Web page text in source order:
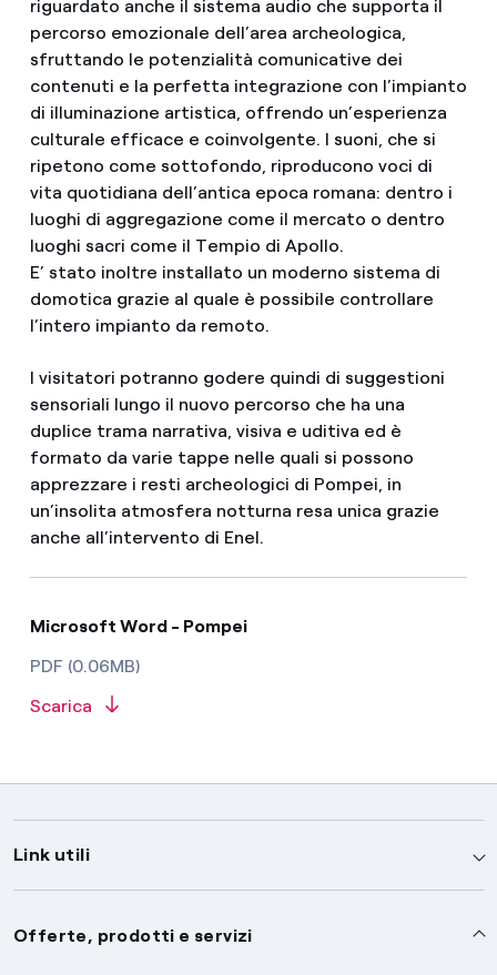
riguardato anche il sistema audio che supporta il
percorso emozionale dell’area archeologica,
sfruttando le potenzialità comunicative dei
contenuti e la perfetta integrazione con l’impianto
di illuminazione artistica, offrendo un’esperienza
culturale efficace e coinvolgente. I suoni, che si
ripetono come sottofondo, riproducono voci di
vita quotidiana dell’antica epoca romana: dentro i
luoghi di aggregazione come il mercato o dentro
luoghi sacri come il Tempio di Apollo.
E’ stato inoltre installato un moderno sistema di
domotica grazie al quale è possibile controllare
l’intero impianto da remoto.
I visitatori potranno godere quindi di suggestioni
sensoriali lungo il nuovo percorso che ha una
duplice trama narrativa, visiva e uditiva ed è
formato da varie tappe nelle quali si possono
apprezzare i resti archeologici di Pompei, in
un’insolita atmosfera notturna resa unica grazie
anche all’intervento di Enel.
Microsoft Word - Pompei
PDF (0.06MB)
Scarica
Link utili
Assistenza
Offerte, prodotti e servizi